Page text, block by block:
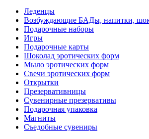
Леденцы
Возбуждающие БАДы, напитки,
Подарочные наборы
Игры
Подарочные карты
Шоколад эротических форм
Мыло эротических форм
Свечи эротических форм
Открытки
Презервативницы
Сувенирные презервативы
Подарочная упаковка
Магниты
Съедобные сувениры